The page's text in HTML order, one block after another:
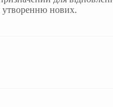
утворенню нових.